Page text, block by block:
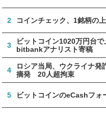
2 コインチェック、1銘柄の
3
ビットコイン1020万円台で
bitbankアナリスト寄稿
4
ロシア当局、ウクライナ発
摘発 20人超拘束
5 ビットコインのeCashフォ